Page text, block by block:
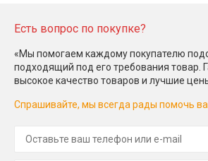
Есть вопрос по покупке?
«Мы помогаем каждому покупателю
подходящий под его требования товар.
высокое качество товаров и лучшие
Спрашивайте, мы всегда рады помочь